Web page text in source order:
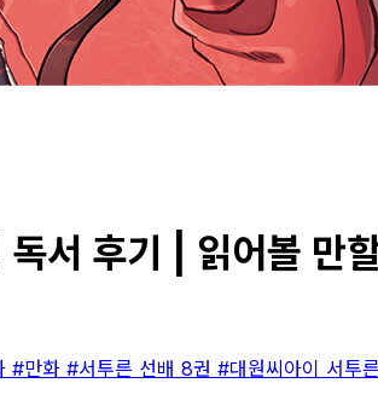
서 후기 | 읽어볼 만
#만화 #서투른 선배 8권 #대원씨아이 서투